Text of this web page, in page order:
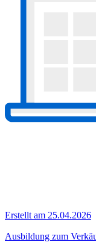
Erstellt am 25.04.2026
Ausbildung zum